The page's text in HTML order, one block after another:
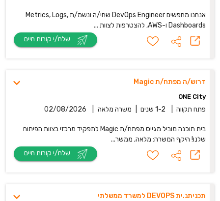
אנחנו מחפשים DevOps Engineer שחי/ה ונשמ/ת Metrics, Logs,
Dashboards ו-AWS, להצטרפות לצוות ...
דרוש/ה מפתח/ת Magic
ONE City
פתח תקווה 1-2 שנים משרה מלאה 02/08/2026
בית תוכנה מוביל מגייס מפתח/ת Magic לתפקיד מרכזי בצוות הפיתוח
שלנו! היקף המשרה: מלאה, ממשר...
תכניתנ.ית DEVOPS למשרד ממשלתי